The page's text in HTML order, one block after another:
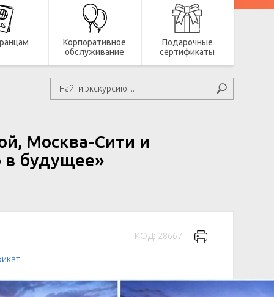
Корпоративное
обслуживание
Подарочные
сертификаты
Москва-Сити и
в будущее»
КОД: 28667